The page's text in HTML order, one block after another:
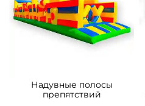
Надувные полосы
препятствий